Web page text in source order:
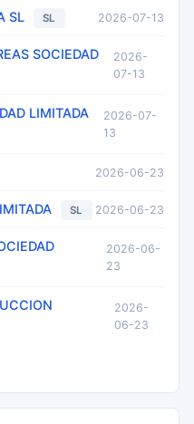
SL SL 2026-07-13
SOCIEDAD
2026-
07-13
LIMITADA
2026-07-
13
2026-06-23
SL 2026-06-23
2026-06-
23
2026-
06-23